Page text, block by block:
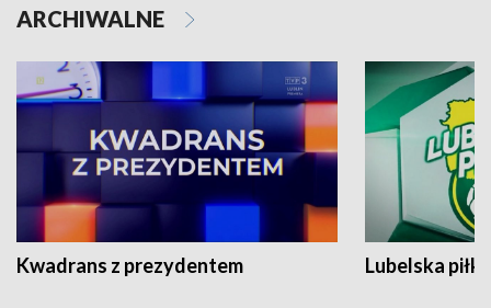
ARCHIWALNE
Kwadrans z prezydentem Lubelska piłka